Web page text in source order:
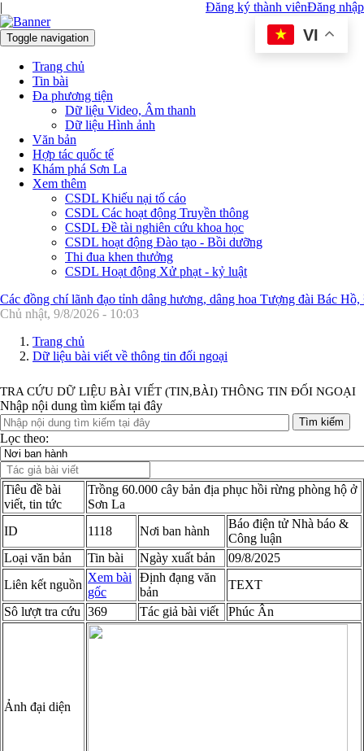
Đăng nhập
| Đăng ký thành viên
Toggle navigation
Trang chủ
Tin bài
Đa phương tiện
Dữ liệu Video, Âm thanh
Dữ liệu Hình ảnh
Văn bản
Hợp tác quốc tế
Khám phá Sơn La
Xem thêm
CSDL Khiếu nại tố cáo
CSDL Các hoạt động Truyền thông
CSDL Đề tài nghiên cứu khoa học
CSDL hoạt động Đào tạo - Bồi dưỡng
Thi đua khen thưởng
CSDL Hoạt động Xử phạt - kỷ luật
VI
Các đồng chí lãnh đạo tỉnh dâng hương, dâng hoa Tượng đài Bác
Chủ nhật, 9/8/2026 - 10:03
Trang chủ
Dữ liệu bài viết về thông tin đối ngoại
TRA CỨU DỮ LIỆU BÀI VIẾT (TIN,BÀI) THÔNG TIN ĐỐI NGOẠI
Nhập nội dung tìm kiếm tại đây
Tìm kiếm
Lọc theo:
Tiêu đề bài
viết, tin tức
Trồng 60.000 cây bản địa phục hồi rừng phòng hộ ở
Sơn La
ID
1118 Nơi ban hành
Báo điện tử Nhà báo &
Công luận
Loại văn bản
Tin bài Ngày xuất bản
09/8/2025
Liên kết nguồn
Xem bài
gốc
Định đạng văn
bản
TEXT
Sô lượt tra cứu 369 Tác giả bài viết Phúc Ân
Ảnh đại diện